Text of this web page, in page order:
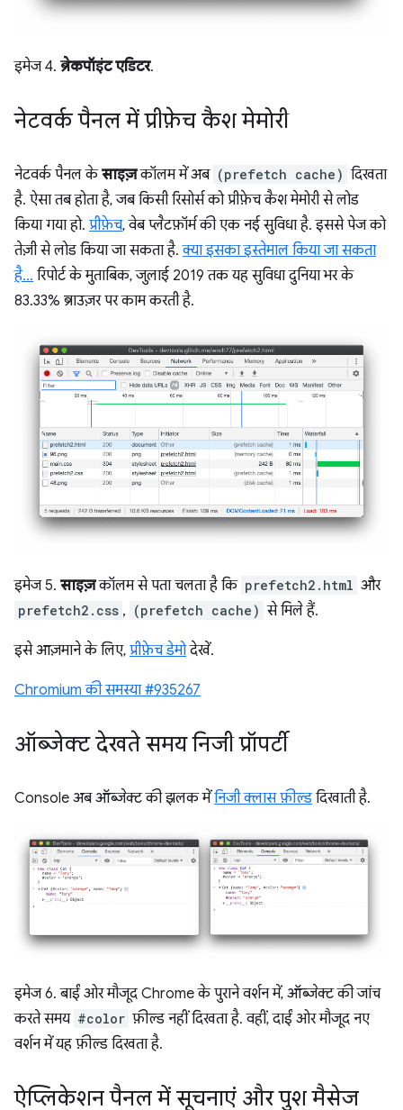
इमेज 4. ब्रेकपॉइंट एडिटर.
नेटवर्क पैनल में प्रीफ़ेच कैश मेमोरी
नेटवर्क पैनल केसाइज़कॉलम में अब (prefetch cache) दिखता
है. ऐसा तब होता है, जब किसी रिसोर्स को प्रीफ़ेच कैश मेमोरी से लोड
किया गया हो. प्रीफ़ेच, वेब प्लैटफ़ॉर्म की एक नई सुविधा है. इससे पेज को
तेज़ी से लोड किया जा सकता है.क्या इसका इस्तेमाल किया जा सकता
है... रिपोर्ट के मुताबिक, जुलाई 2019 तक यह सुविधा दुनिया भर के
83.33% ब्राउज़र पर काम करती है.
इमेज 5. साइज़कॉलम से पता चलता है कि prefetch2.html और
prefetch2.css , (prefetch cache) से मिले हैं.
इसे आज़माने के लिए, प्रीफ़ेच डेमोदेखें.
Chromium की समस्या #935267
ऑब्जेक्ट देखते समय निजी प्रॉपर्टी
Console अब ऑब्जेक्ट की झलक मेंनिजी क्लास फ़ील्ड दिखाती है.
इमेज 6. बाईं ओर मौजूद Chrome के पुराने वर्शन में, ऑब्जेक्ट की जांच
करते समय #color फ़ील्ड नहीं दिखता है. वहीं, दाईं ओर मौजूद नए
वर्शन में यह फ़ील्ड दिखता है.
ऐप्लिकेशन पैनल में सूचनाएं और पुश मैसेज